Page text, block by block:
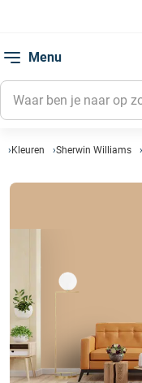
Menu
Kleuren Sherwin Williams